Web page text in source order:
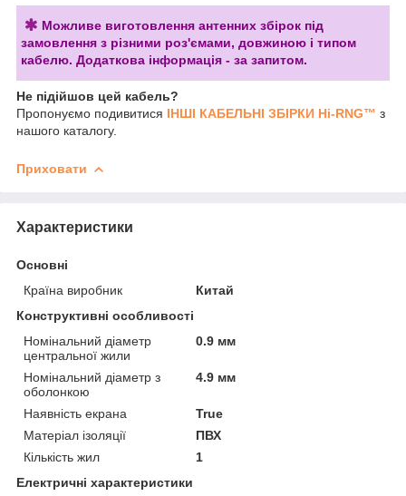
Можливе виготовлення антенних збірок під
замовлення з різними роз'ємами, довжиною і типом
кабелю. Додаткова інформація - за запитом.
Не підійшов цей кабель?
Пропонуємо подивитися ІНШІ КАБЕЛЬНІ ЗБІРКИ Hi-RNG™ з
нашого каталогу.
Приховати
Характеристики
Основні
Країна виробник
Китай
Конструктивні особливості
Номінальний діаметр
центральної жили
0.9 мм
Номінальний діаметр з
оболонкою
4.9 мм
Наявність екрана
True
Матеріал ізоляції
ПВХ
Кількість жил
1
Електричні характеристики